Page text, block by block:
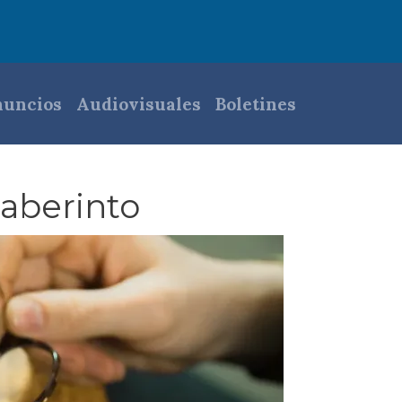
Audiovisuales Boletines